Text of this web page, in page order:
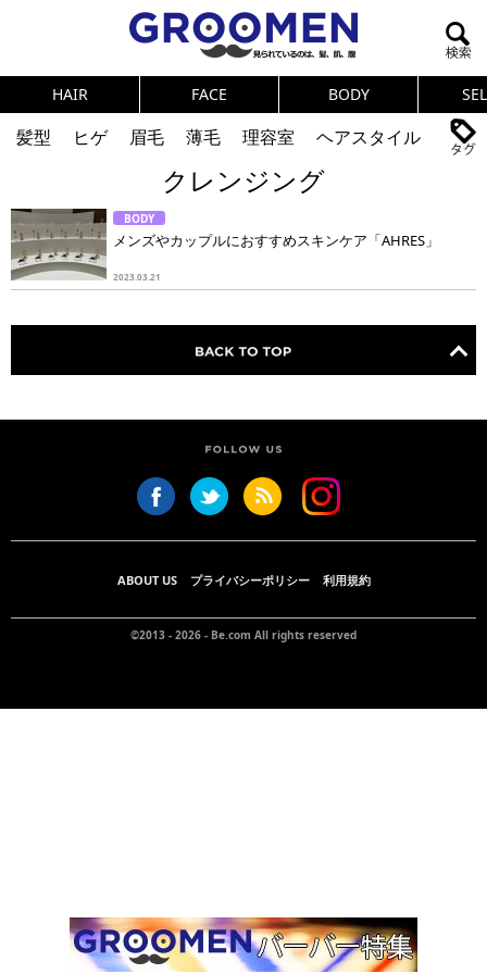
HAIR FACE BODY
髪型 ヒゲ 眉毛 薄毛 理容室
ヘアスタイル
体臭 ニオイ
連載
メンズコスメ
NEWS PICK UP 筋肉
女の本音
テストステロン
健康
スキンケア 食事
調査結果
トレーニング
好印象な男
頭皮ケア
ダイエット
理容室
クレンジング
BODY
メンズやカップルにおすすめスキンケア「AHRES」
2023.03.21
ABOUT US プライバシーポリシー 利用規約
©2013 - 2026 - Be.com All rights reserved